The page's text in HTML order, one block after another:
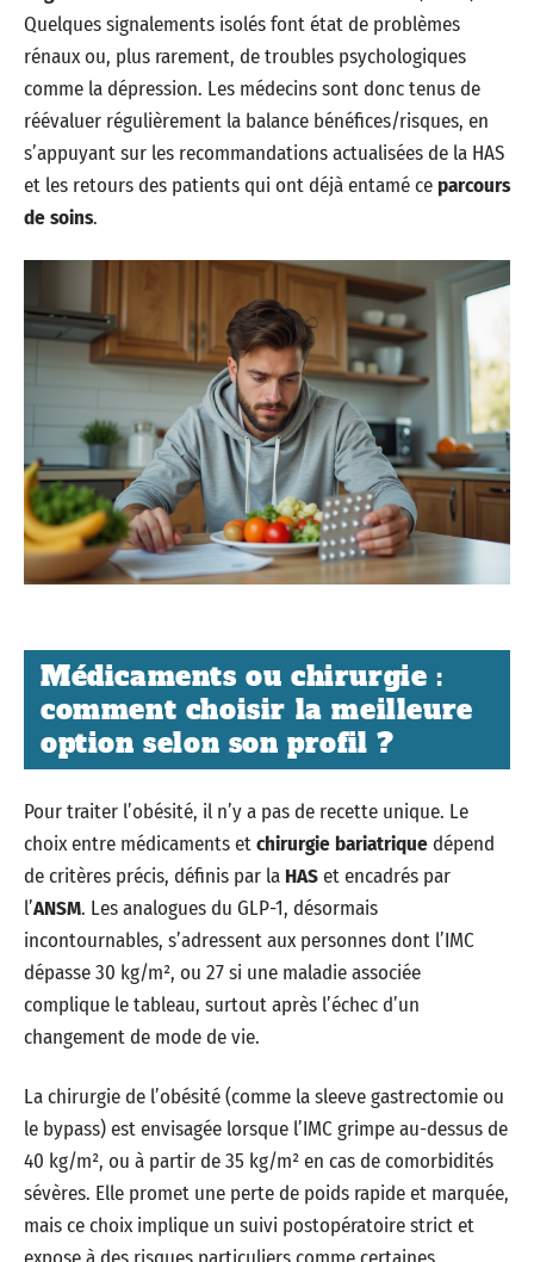
Quelques signalements isolés font état de problèmes
rénaux ou, plus rarement, de troubles psychologiques
comme la dépression. Les médecins sont donc tenus de
réévaluer régulièrement la balance bénéfices/risques, en
s’appuyant sur les recommandations actualisées de la HAS
et les retours des patients qui ont déjà entamé ceparcours
de soins.
Médicaments ou chirurgie :
comment choisir la meilleure
option selon son profil ?
Pour traiter l’obésité, il n’y a pas de recette unique. Le
choix entre médicaments etchirurgie bariatriquedépend
de critères précis, définis par la HASet encadrés par
l’ANSM. Les analogues du GLP-1, désormais
incontournables, s’adressent aux personnes dont l’IMC
dépasse 30 kg/m², ou 27 si une maladie associée
complique le tableau, surtout après l’échec d’un
changement de mode de vie.
La chirurgie de l’obésité (comme la sleeve gastrectomie ou
le bypass) est envisagée lorsque l’IMC grimpe au-dessus de
40 kg/m², ou à partir de 35 kg/m² en cas de comorbidités
sévères. Elle promet une perte de poids rapide et marquée,
mais ce choix implique un suivi postopératoire strict et